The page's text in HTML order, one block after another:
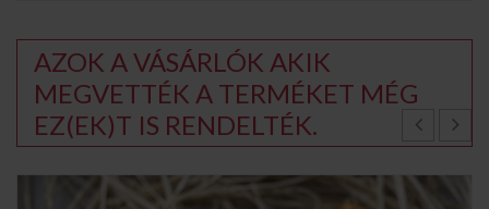
AZOK A VÁSÁRLÓK AKIK
MEGVETTÉK A TERMÉKET MÉG
EZ(EK)T IS RENDELTÉK.